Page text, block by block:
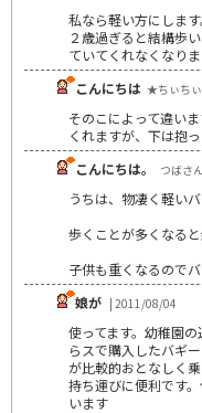
私なら軽い方にします
２歳過ぎると結構歩
ていてくれなくなりま
こんにちは ★ちぃち
そのこによって違い
くれますが、下は抱
こんにちは。
つばさ
うちは、物凄く軽い
歩くことが多くなる
子供も重くなるので
娘が | 2011/08/04
使ってます。幼稚園
らスで購入したバギ
が比較的おとなしく
持ち運びに便利です
います